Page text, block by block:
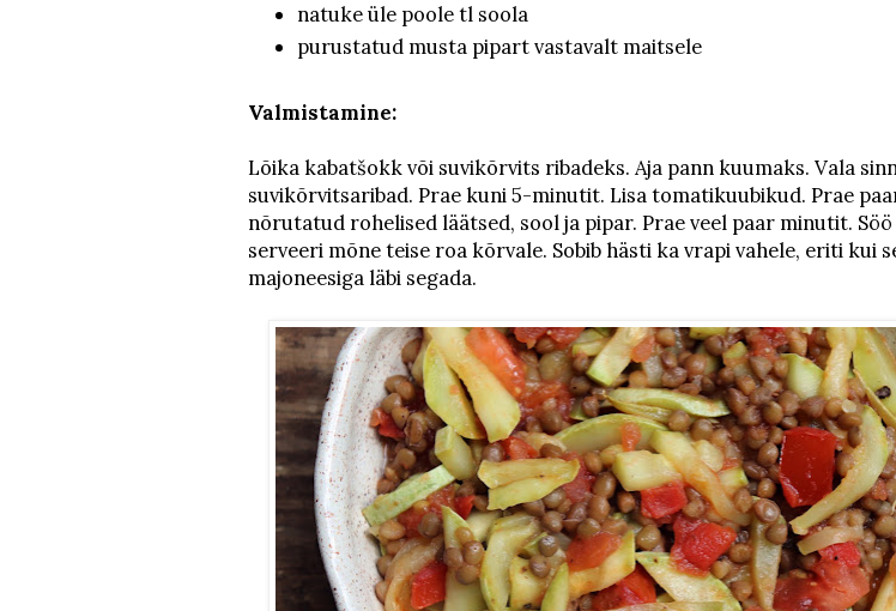
natuke üle poole tl soola
purustatud musta pipart vastavalt maitsele
Valmistamine:
Lõika kabatšokk või suvikõrvits ribadeks. Aja pann kuumaks. Vala
suvikõrvitsaribad. Prae kuni 5-minutit. Lisa tomatikuubikud. Prae
nõrutatud rohelised läätsed, sool ja pipar. Prae veel paar minutit. Söö
serveeri mõne teise roa kõrvale. Sobib hästi ka vrapi vahele, eriti kui
majoneesiga läbi segada.